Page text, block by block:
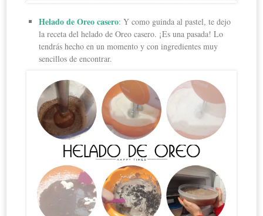
Helado de Oreo casero: Y como guinda al pastel, te dejo
la receta del helado de Oreo casero. ¡Es una pasada! Lo
tendrás hecho en un momento y con ingredientes muy
sencillos de encontrar.